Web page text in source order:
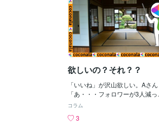
欲しいの？それ？？
「いいね」が沢山欲しい。Aさん
「あ・・・フォロワーが3人減っ
た・・・」うおー！Bさん「え
タ映えしそうな店があるから一緒
コラム
3